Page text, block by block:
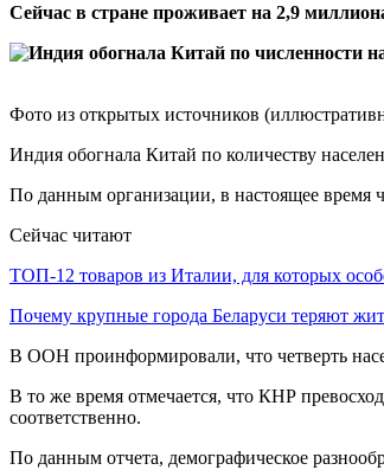
Сейчас в стране проживает на 2,9
Фото из открытых источников
Индия обогнала Китай по количеству
По данным организации, в настоящее время
Сейчас читают
ТОП-12 товаров из Италии, для которых
Почему крупные города Беларуси теряют
В ООН проинформировали, что четверть
В то же время отмечается, что КНР
соответственно.
По данным отчета, демографическое